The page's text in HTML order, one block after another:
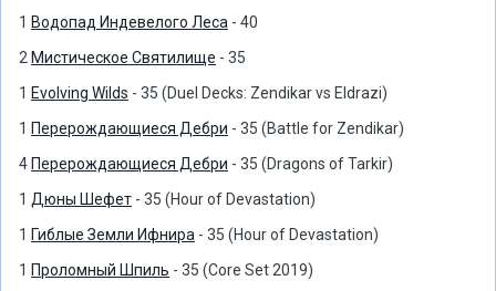
1 Водопад Индевелого Леса - 40
2 Мистическое Святилище - 35
1 Evolving Wilds - 35 (Duel Decks: Zendikar vs Eldrazi)
1 Перерождающиеся Дебри - 35 (Battle for Zendikar)
4 Перерождающиеся Дебри - 35 (Dragons of Tarkir)
1 Дюны Шефет - 35 (Hour of Devastation)
1 Гиблые Земли Ифнира - 35 (Hour of Devastation)
1 Проломный Шпиль - 35 (Core Set 2019)